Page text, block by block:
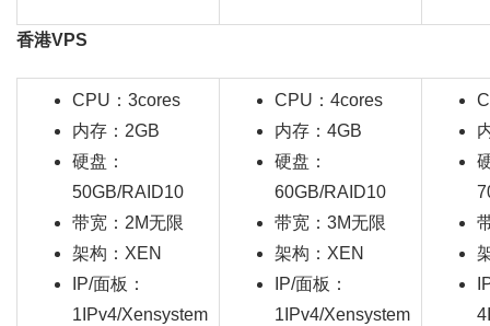
香港VPS
CPU：3cores
内存：2GB
硬盘：
50GB/RAID10
带宽：2M无限
架构：XEN
IP/面板：
1IPv4/Xensystem
CPU：4cores
内存：4GB
硬盘：
60GB/RAID10
带宽：3M无限
架构：XEN
IP/面板：
1IPv4/Xensystem